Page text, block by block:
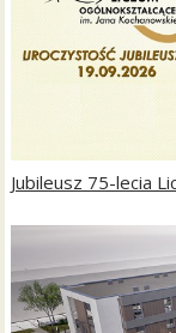
Jubileusz 75-lecia